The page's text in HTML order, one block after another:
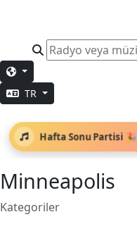
TR
Hafta Sonu Partisi 🎉
Minneapolis
Kategoriler